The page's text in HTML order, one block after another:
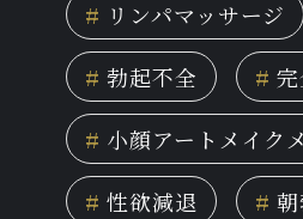
# リンパマッサージ
# 勃起不全 #
# 小顔アートメイク
# 性欲減退 #